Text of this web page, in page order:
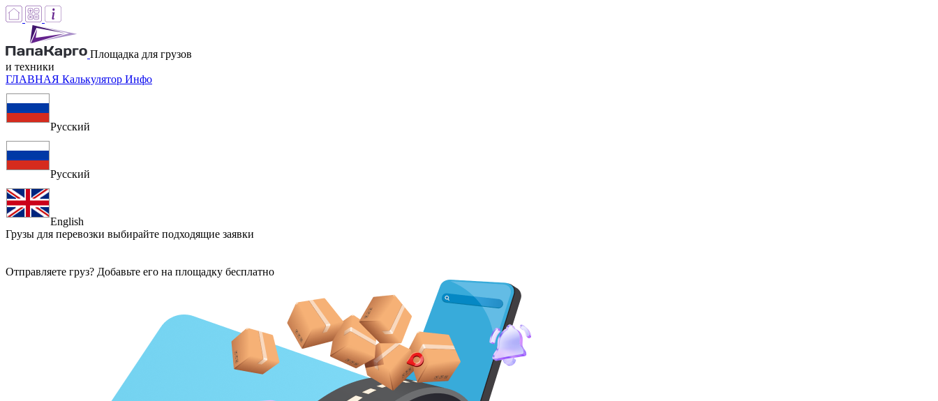
Площадка для грузов
и техники
ГЛАВНАЯ Калькулятор Инфо
Русский
Русский
English
Грузы для перевозки выбирайте подходящие заявки
Отправляете груз? Добавьте его на площадку бесплатно